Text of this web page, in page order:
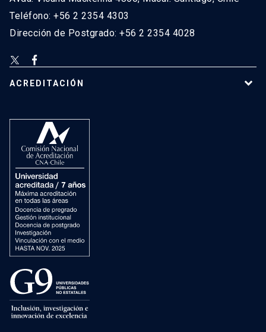
Teléfono: +56 2 2354 4303
Dirección de Postgrado: +56 2 2354 4028
ACREDITACIÓN